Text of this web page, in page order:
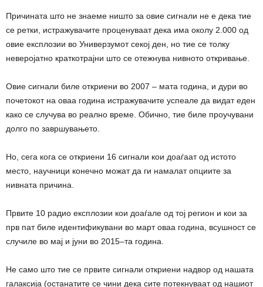
Причината што не знаеме ништо за овие сигнали не е дека тие
се ретки, истражувачите проценуваат дека има околу 2.000 од
овие експлозии во Универзумот секој ден, но тие се толку
неверојатно краткотрајни што се отежнува нивното откривање.
Овие сигнали биле откриени во 2007 – мата година, и дури во
почетокот на оваа година истражувачите успеале да видат еден
како се случува во реално време. Обично, тие биле проучувани
долго по завршувањето.
Но, сега кога се откриени 16 сигнали кои доаѓаат од истото
место, научници конечно можат да ги намалат опциите за
нивната причина.
Првите 10 радио експлозии кои доаѓале од тој регион и кои за
прв пат биле идентификувани во март оваа година, всушност се
случиле во мај и јуни во 2015–та година.
Не само што тие се првите сигнали откриени надвор од нашата
галаксија (останатите се чини дека сите потекнуваат од нашиот